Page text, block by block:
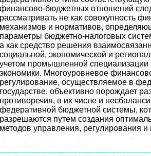
финансово-бюджетных отношений
рассматривать не как совокупность
механизмов и нормативов,
параметры бюджетно-налоговых
а как средство решения
социальной, экономической и
учетом промышленной специализации
экономики. Многоуровневое
регулирование, осуществляемое в
государстве, объективно порождает
противоречия, в их числе и
федеративной бюджетной системы,
разрешаются путем создания
методов управления, регулирования и